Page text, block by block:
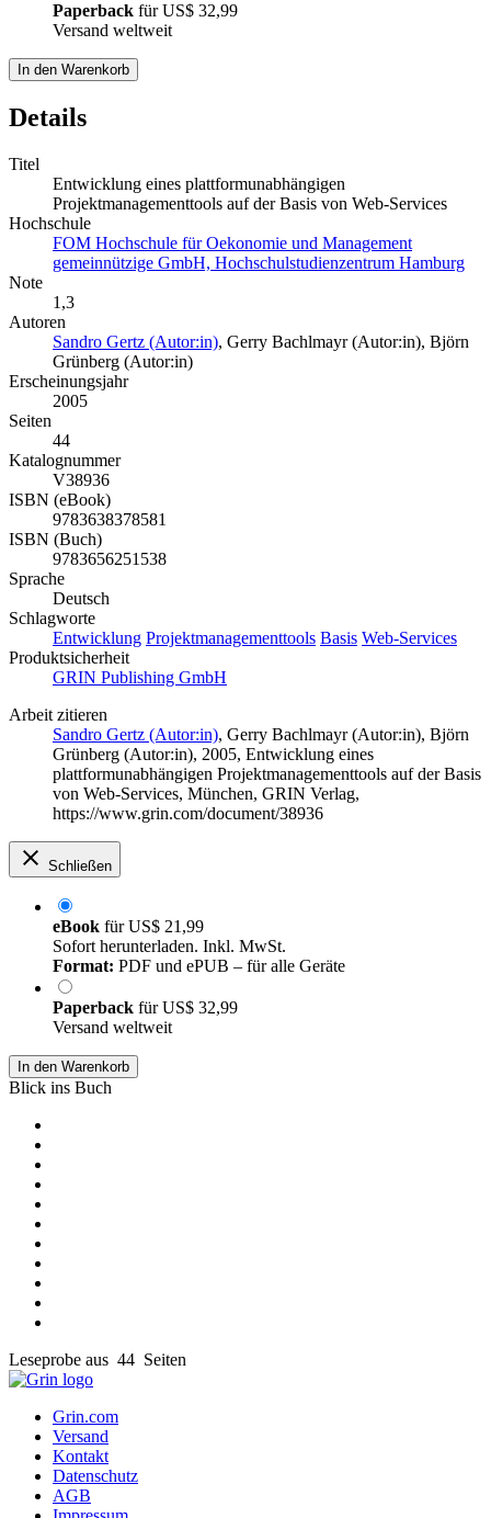
Paperback fürUS$ 32,99
Versand weltweit
In den Warenkorb
Details
Titel
Entwicklung eines plattformunabhängigen
Projektmanagementtools auf der Basis von Web-Services
Hochschule
FOM Hochschule für Oekonomie und Management
gemeinnützige GmbH, Hochschulstudienzentrum Hamburg
Note
1,3
Autoren
Sandro Gertz (Autor:in), Gerry Bachlmayr (Autor:in), Björn
Grünberg (Autor:in)
Erscheinungsjahr
2005
Seiten
44
Katalognummer
V38936
ISBN (eBook)
9783638378581
ISBN (Buch)
9783656251538
Sprache
Deutsch
Schlagworte
Entwicklung Projektmanagementtools Basis Web-Services
Produktsicherheit
GRIN Publishing GmbH
Arbeit zitieren
Sandro Gertz (Autor:in), Gerry Bachlmayr (Autor:in), Björn
Grünberg (Autor:in), 2005, Entwicklung eines
plattformunabhängigen Projektmanagementtools auf der Basis
von Web-Services, München, GRIN Verlag,
https://www.grin.com/document/38936
Schließen
eBook fürUS$ 21,99
Sofort herunterladen. Inkl. MwSt.
Format: PDF und ePUB – für alle Geräte
Paperback fürUS$ 32,99
Versand weltweit
In den Warenkorb
Blick ins Buch
Leseprobe aus 44 Seiten
Grin.com
Versand
Kontakt
Datenschutz
AGB